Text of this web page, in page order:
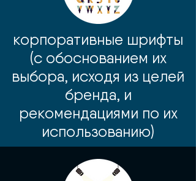
корпоративные шрифты
(с обоснованием их
выбора, исходя из целей
бренда, и
рекомендациями по их
использованию)